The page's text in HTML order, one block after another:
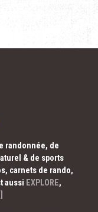
randonnée, de
& de sports
carnets de rando,
aussi EXPLORE,